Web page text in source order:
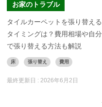
お家のトラブル
タイルカーペットを張り替える
タイミングは？費用相場や自分
で張り替える方法も解説
床 張り替え 費用
最終更新日 : 2026年6月2日